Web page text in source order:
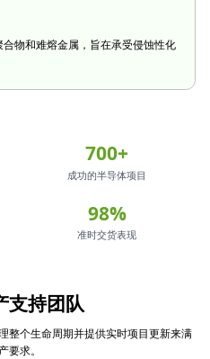
物和难熔金属，旨在承受侵蚀性化
700+
成功的半导体项目
98%
准时交货表现
支持团队
整个生命周期并提供实时项目更新来满
要求。